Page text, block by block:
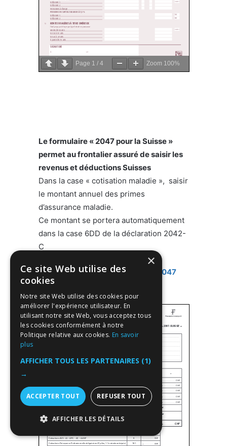
Page 1 / 4 Zoom 100%
Le formulaire « 2047 pour la Suisse »
permet au frontalier assuré de saisir les
revenus et déductions Suisses
Dans la case « cotisation maladie », saisir
le montant annuel des primes
d’assurance maladie.
Ce montant se portera automatiquement
dans la case 6DD de la déclaration 2042-
C
Pourtélécharger le formulaire « 2047
pour la Suisse »
×
Ce site Web utilise des
cookies
Notre site Web utilise des cookies pour
améliorer l'expérience utilisateur. En
utilisant notre site Web, vous acceptez tous
les cookies conformément à notre
Politique relative aux cookies. En savoir
plus
AFFICHER TOUS LES PARTENAIRES (1)
→
ACCEPTER TOUT REFUSER TOUT
AFFICHER LES DÉTAILS
STRICTEMENT NÉCESSAIRES